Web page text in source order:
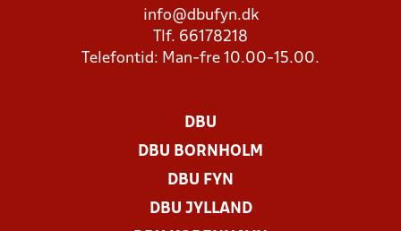
info@dbufyn.dk
Tlf. 66178218
Telefontid: Man-fre 10.00-15.00.
DBU
DBU BORNHOLM
DBU FYN
DBU JYLLAND